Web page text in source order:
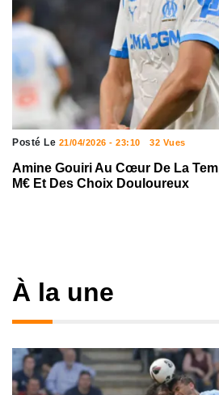
Posté Le 21/04/2026 - 23:10 32 Vues
Amine Gouiri Au Cœur De La
M€ Et Des Choix Douloureux
À la une